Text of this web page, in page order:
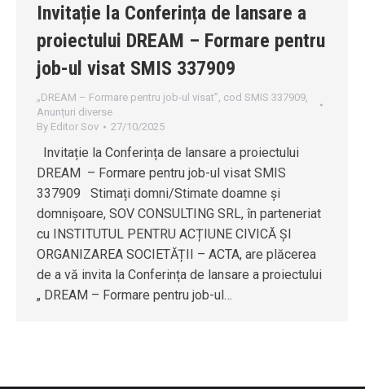
Invitație la Conferința de lansare a
proiectului DREAM – Formare pentru
job-ul visat SMIS 337909
„DREAM – Formare pentru job-ul visat”, cod SMIS 337909
Anunțuri diverse
By Editor Sov 27/10/2025
Invitație la Conferința de lansare a proiectului
DREAM – Formare pentru job-ul visat SMIS
337909 Stimați domni/Stimate doamne și
domnișoare, SOV CONSULTING SRL, în parteneriat
cu INSTITUTUL PENTRU ACȚIUNE CIVICĂ ȘI
ORGANIZAREA SOCIETĂȚII – ACTA, are plăcerea
de a vă invita la Conferința de lansare a proiectului
„ DREAM – Formare pentru job-ul…